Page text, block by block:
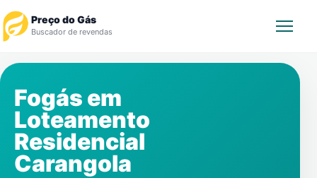
Preço do Gás
Buscador de revendas
Revendedor
Notícias
Fogás em
Loteamento
Residencial
Carangola